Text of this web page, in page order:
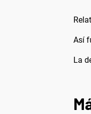
Así
La